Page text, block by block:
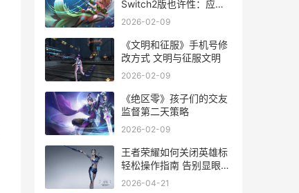
Switch2版也许性：应该
会很好 天国拯救2攻略
2026-02-09
《文明和征服》手机号修
改方式 文明与征服文明
2026-02-09
《绝区零》孩子们的交友
监督第二天策略
2026-02-09
王者荣耀如何关闭英雄标
轻松操作指南 告别显眼标
识
2026-04-21